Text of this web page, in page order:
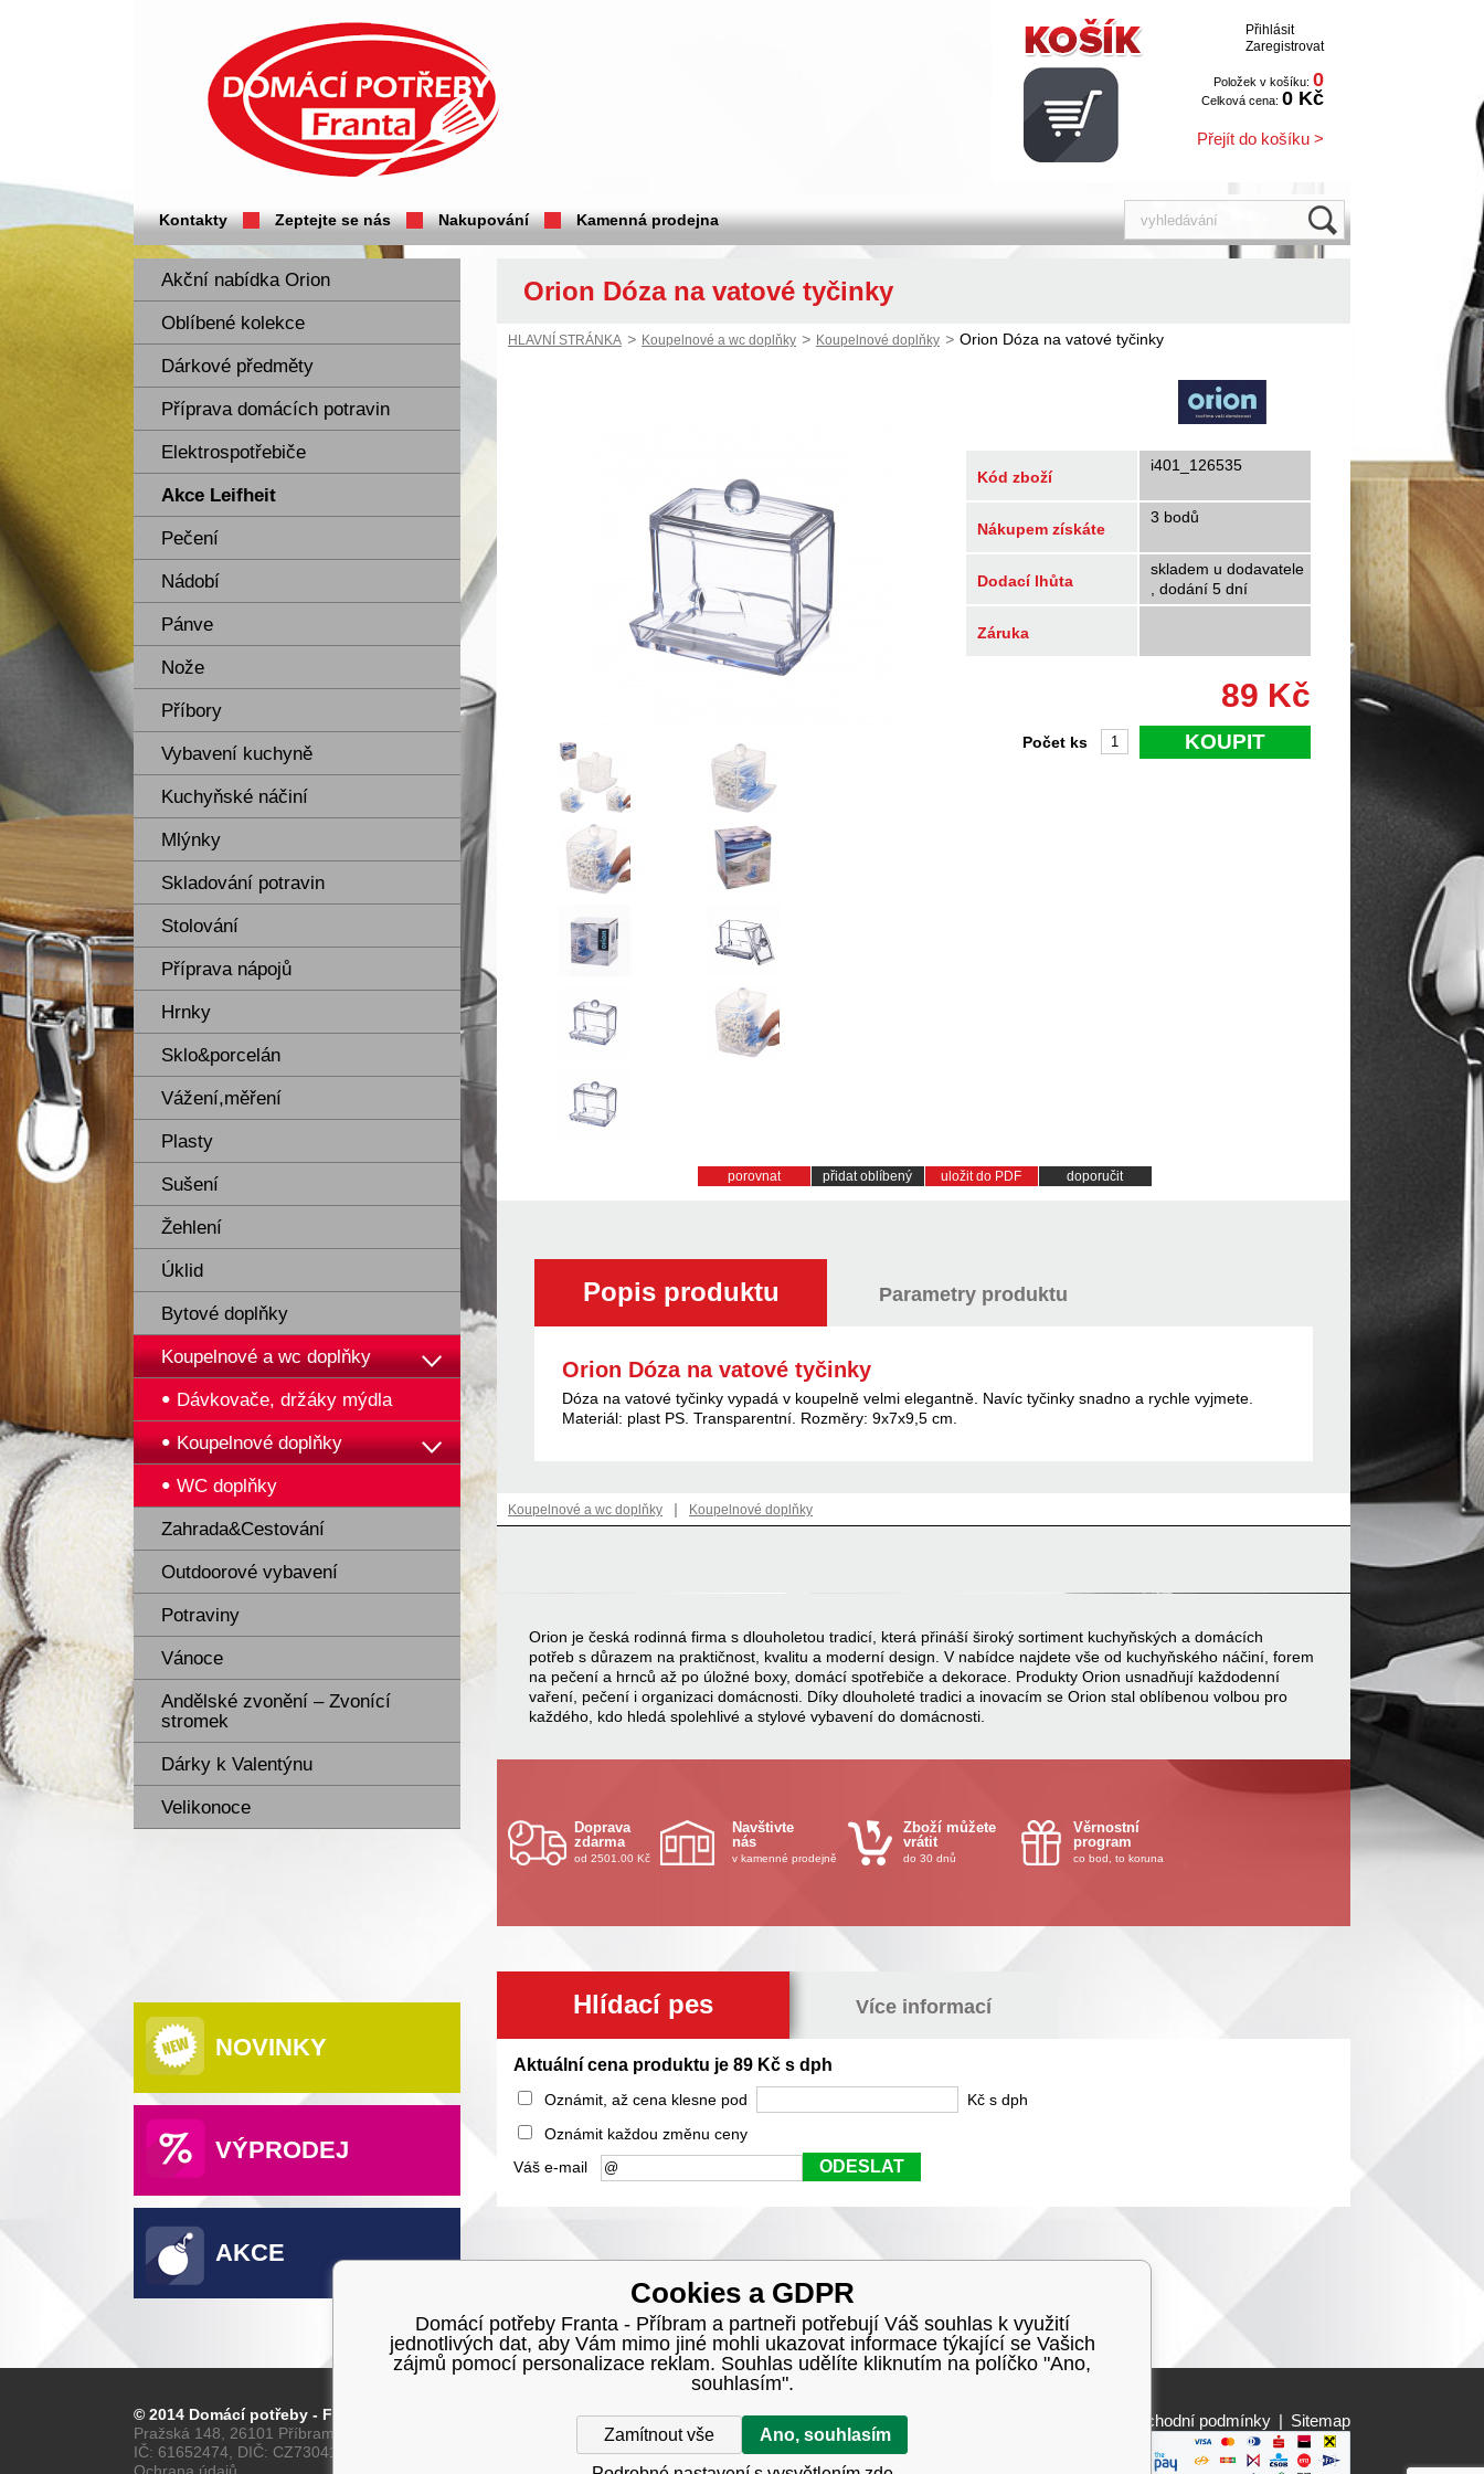
Přihlásit
Zaregistrovat
Položek v košíku: 0
Celková cena: 0 Kč
Přejít do košíku >
Kontakty Zeptejte se nás Nakupování Kamenná prodejna
Akční nabídka Orion
Oblíbené kolekce
Dárkové předměty
Příprava domácích potravin
Elektrospotřebiče
Akce Leifheit
Pečení
Nádobí
Pánve
Nože
Příbory
Vybavení kuchyně
Kuchyňské náčiní
Mlýnky
Skladování potravin
Stolování
Příprava nápojů
Hrnky
Sklo&porcelán
Vážení,měření
Plasty
Sušení
Žehlení
Úklid
Bytové doplňky
Koupelnové a wc doplňky
Dávkovače, držáky mýdla
Koupelnové doplňky
WC doplňky
Zahrada&Cestování
Outdoorové vybavení
Potraviny
Vánoce
Andělské zvonění – Zvonící
stromek
Dárky k Valentýnu
Velikonoce
NOVINKY
VÝPRODEJ
AKCE
Orion Dóza na vatové tyčinky
HLAVNÍ STRÁNKA > Koupelnové a wc doplňky > Koupelnové doplňky > Orion Dóza na vatové tyčinky
Kód zboží
i401_126535
Nákupem získáte
3 bodů
Dodací lhůta
skladem u dodavatele
, dodání 5 dní
Záruka
89 Kč
KOUPIT
Počet ks
porovnat přidat oblíbený uložit do PDF doporučit
Popis produktu Parametry produktu
Orion Dóza na vatové tyčinky
Dóza na vatové tyčinky vypadá v koupelně velmi elegantně. Navíc tyčinky snadno a rychle vyjmete.
Materiál: plast PS. Transparentní. Rozměry: 9x7x9,5 cm.
Koupelnové a wc doplňky | Koupelnové doplňky
Orion je česká rodinná firma s dlouholetou tradicí, která přináší široký sortiment kuchyňských a domácích
potřeb s důrazem na praktičnost, kvalitu a moderní design. V nabídce najdete vše od kuchyňského náčiní, forem
na pečení a hrnců až po úložné boxy, domácí spotřebiče a dekorace. Produkty Orion usnadňují každodenní
vaření, pečení i organizaci domácnosti. Díky dlouholeté tradici a inovacím se Orion stal oblíbenou volbou pro
každého, kdo hledá spolehlivé a stylové vybavení do domácnosti.
Doprava
zdarma
od 2501.00 Kč
Navštivte
nás
v kamenné prodejně
Zboží můžete
vrátit
do 30 dnů
Věrnostní
program
co bod, to koruna
Hlídací pes Více informací
Aktuální cena produktu je 89 Kč s dph
Oznámit, až cena klesne pod
Kč s dph
Oznámit každou změnu ceny
Váš e-mail
ODESLAT
© 2014 Domácí potřeby - Franta
Pražská 148, 26101 Příbram
IČ: 61652474, DIČ: CZ7304160028
Obchodní podmínky | Sitemap
Cookies a GDPR
Domácí potřeby Franta - Příbram a partneři potřebují Váš souhlas k využití
jednotlivých dat, aby Vám mimo jiné mohli ukazovat informace týkající se Vašich
zájmů pomocí personalizace reklam. Souhlas udělíte kliknutím na políčko "Ano,
souhlasím".
Zamítnout vše Ano, souhlasím